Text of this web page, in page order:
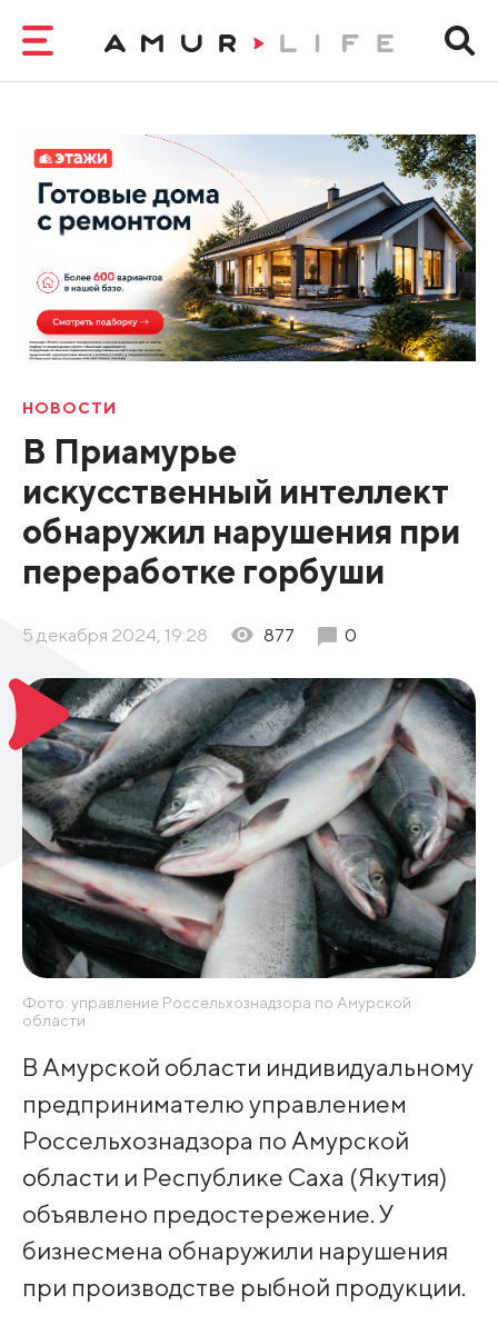
НОВОСТИ
В Приамурье
искусственный интеллект
обнаружил нарушения при
переработке горбуши
5 декабря 2024, 19:28 877 0
Фото: управление Россельхознадзора по Амурской
области
В Амурской области индивидуальному
предпринимателю управлением
Россельхознадзора по Амурской
области и Республике Саха (Якутия)
объявлено предостережение. У
бизнесмена обнаружили нарушения
при производстве рыбной продукции.